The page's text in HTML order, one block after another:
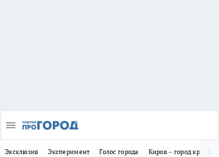
Эксклюзив Эксперимент Голос города Киров – город